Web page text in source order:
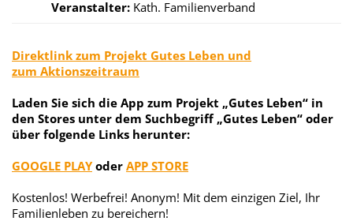
Veranstalter: Kath. Familienverband
Direktlink zum Projekt Gutes Leben und
zum Aktionszeitraum
Laden Sie sich die App zum Projekt „Gutes Leben“ in
den Stores unter dem Suchbegriff „Gutes Leben“ oder
über folgende Links herunter:
GOOGLE PLAYoder APP STORE
Kostenlos! Werbefrei! Anonym! Mit dem einzigen Ziel, Ihr
Familienleben zu bereichern!